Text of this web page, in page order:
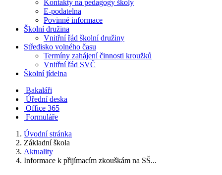
Kontakty na pedagogy školy
E-podatelna
Povinné informace
Školní družina
Vnitřní řád školní družiny
Středisko volného času
Termíny zahájení činnosti kroužků
Vnitřní řád SVČ
Školní jídelna
Bakaláři
Úřední deska
Office 365
Formuláře
Úvodní stránka
Základní škola
Aktuality
Informace k přijímacím zkouškám na SŠ...